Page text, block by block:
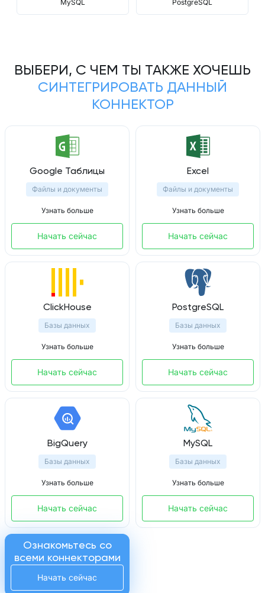
MySQL PostgreSQL
ВЫБЕРИ, С ЧЕМ ТЫ ТАКЖЕ ХОЧЕШЬ
СИНТЕГРИРОВАТЬ ДАННЫЙ
КОННЕКТОР
Google Таблицы
Файлы и документы
Узнать больше
Начать сейчас
Excel
Файлы и документы
Узнать больше
Начать сейчас
ClickHouse
Базы данных
Узнать больше
Начать сейчас
PostgreSQL
Базы данных
Узнать больше
Начать сейчас
BigQuery
Базы данных
Узнать больше
Начать сейчас
MySQL
Базы данных
Узнать больше
Начать сейчас
Ознакомьтесь со
всеми коннекторами
Начать сейчас